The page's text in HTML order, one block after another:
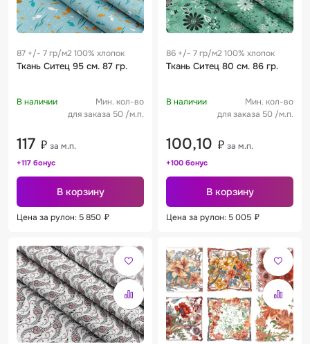
87 +/- 7 гр/м2 100% хлопок
Ткань Ситец 95 см. 87 гр.
В наличии
Мин. кол-во
для заказа 50 /м.п.
117 ₽ за м.п.
+117 бонус
В корзину
Цена за рулон: 5 850 ₽
86 +/- 7 гр/м2 100% хлопок
Ткань Ситец 80 см. 86 гр.
В наличии
Мин. кол-во
для заказа 50 /м.п.
100,10 ₽ за м.п.
+100 бонус
В корзину
Цена за рулон: 5 005 ₽